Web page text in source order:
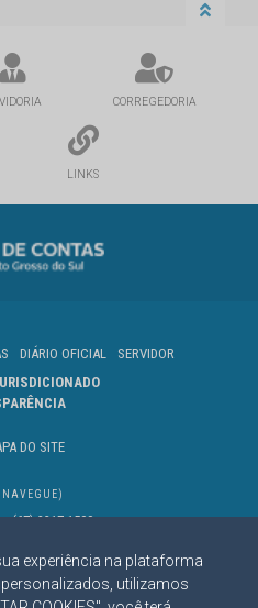
experiência na plataforma
utilizamos
CORREGEDORIA
LINKS
DIÁRIO OFICIAL
SERVIDOR
DO SITE
(67) 3317-1500